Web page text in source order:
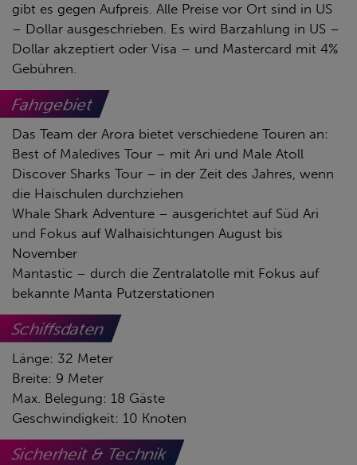
gibt es gegen Aufpreis. Alle Preise vor Ort sind in US
– Dollar ausgeschrieben. Es wird Barzahlung in US –
Dollar akzeptiert oder Visa – und Mastercard mit 4%
Gebühren.
Fahrgebiet
Das Team der Arora bietet verschiedene Touren an:
Best of Maledives Tour – mit Ari und Male Atoll
Discover Sharks Tour – in der Zeit des Jahres, wenn
die Haischulen durchziehen
Whale Shark Adventure – ausgerichtet auf Süd Ari
und Fokus auf Walhaisichtungen August bis
November
Mantastic – durch die Zentralatolle mit Fokus auf
bekannte Manta Putzerstationen
Schiffsdaten
Länge: 32 Meter
Breite: 9 Meter
Max. Belegung: 18 Gäste
Geschwindigkeit: 10 Knoten
Sicherheit & Technik